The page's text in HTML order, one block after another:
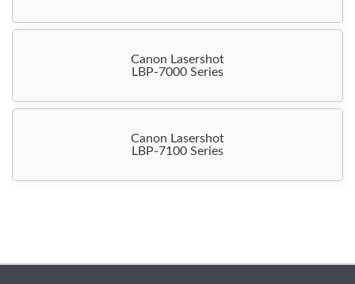
Canon Lasershot
LBP-7000 Series
Canon Lasershot
LBP-7100 Series